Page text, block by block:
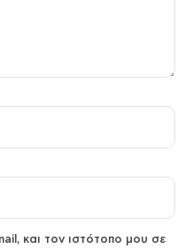
και τον ιστότοπο μου σε